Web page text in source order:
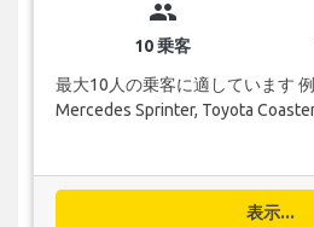
group
10 乗客
最大10人の乗客に適しています
Mercedes Sprinter, Toyota
表示...